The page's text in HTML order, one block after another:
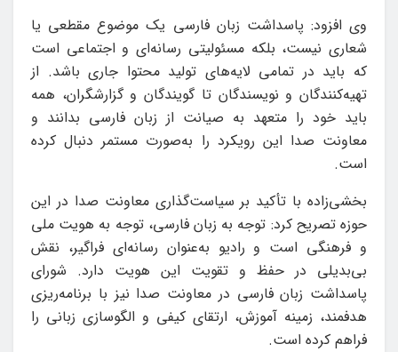
وی افزود: پاسداشت زبان فارسی یک موضوع مقطعی یا
شعاری نیست، بلکه مسئولیتی رسانه‌ای و اجتماعی است
که باید در تمامی لایه‌های تولید محتوا جاری باشد. از
تهیه‌کنندگان و نویسندگان تا گویندگان و گزارشگران، همه
باید خود را متعهد به صیانت از زبان فارسی بدانند و
معاونت صدا این رویکرد را به‌صورت مستمر دنبال کرده
است.
بخشی‌زاده با تأکید بر سیاست‌گذاری معاونت صدا در این
حوزه تصریح کرد: توجه به زبان فارسی، توجه به هویت ملی
و فرهنگی است و رادیو به‌عنوان رسانه‌ای فراگیر، نقش
بی‌بدیلی در حفظ و تقویت این هویت دارد. شورای
پاسداشت زبان فارسی در معاونت صدا نیز با برنامه‌ریزی
هدفمند، زمینه آموزش، ارتقای کیفی و الگوسازی زبانی را
فراهم کرده است.